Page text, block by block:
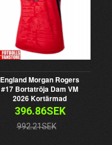
England Morgan Rogers
#17 Bortatröja Dam VM
2026 Kortärmad
396.86SEK
992.21SEK